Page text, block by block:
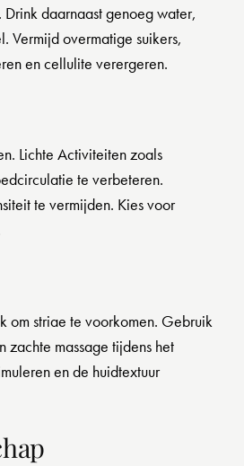
daarnaast genoeg water,
Vermijd overmatige suikers,
en cellulite verergeren.
Lichte Activiteiten zoals
te verbeteren.
te vermijden. Kies voor
om striae te voorkomen. Gebruik
zachte massage tijdens het
en de huidtextuur